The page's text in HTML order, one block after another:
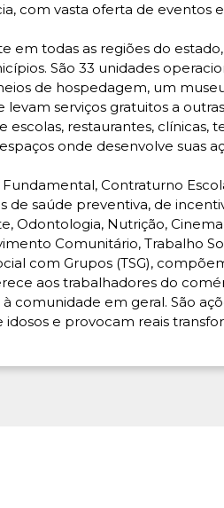
com vasta oferta de eventos e
em todas as regiões do
São 33 unidades
de hospedagem, um
levam serviços gratuitos a
escolas, restaurantes, clínicas,
onde desenvolve suas
Contraturno
de saúde preventiva, de
Odontologia, Nutrição,
Comunitário, Trabalho
com Grupos (TSG),
aos trabalhadores do
comunidade em geral. São
idosos e provocam reais